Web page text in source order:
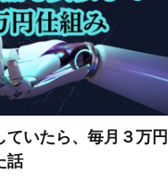
いたら、毎月３万円
話